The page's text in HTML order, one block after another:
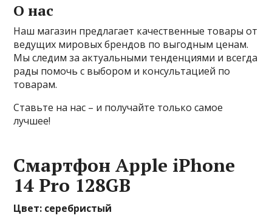
О нас
Наш магазин предлагает качественные товары от
ведущих мировых брендов по выгодным ценам.
Мы следим за актуальными тенденциями и всегда
рады помочь с выбором и консультацией по
товарам.
Ставьте на нас – и получайте только самое
лучшее!
Смартфон Apple iPhone
14 Pro 128GB
Цвет: серебристый